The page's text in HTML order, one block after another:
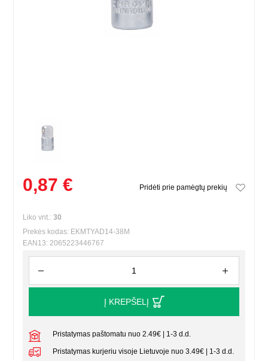
0,87 € Pridėti prie pamėgtų prekių
Liko vnt.:30
Prekės kodas: EKMTYAD14-38M
EAN13: 2065223446767
Į KREPŠELĮ
Pristatymas paštomatu nuo 2.49€ | 1-3 d.d.
Pristatymas kurjeriu visoje Lietuvoje nuo 3.49€ | 1-3 d.d.